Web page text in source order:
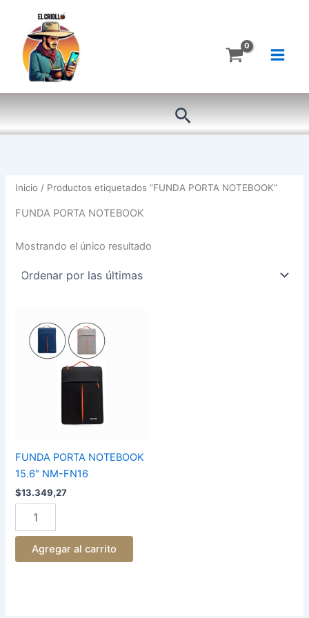
contenido
Buscar
Inicio / Productos etiquetados “FUNDA PORTA NOTEBOOK”
FUNDA PORTA NOTEBOOK
Mostrando el único resultado
FUNDA PORTA NOTEBOOK
15.6″ NM-FN16
$13.349,27
PORTA
NOTEBOOK
15.6"
Agregar al carrito